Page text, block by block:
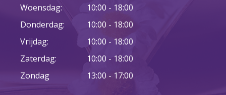
Sunday
Woensdag:
Donderdag:
Vrijdag:
Zaterdag:
Zondag
10:00 - 18:00
10:00 - 18:00
10:00 - 18:00
10:00 - 18:00
13:00 - 17:00